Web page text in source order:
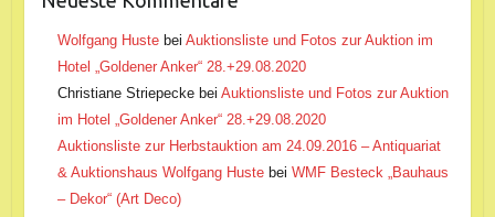
Wolfgang Hustebei Auktionsliste und Fotos zur Auktion im
Hotel „Goldener Anker“ 28.+29.08.2020
Christiane Striepeckebei Auktionsliste und Fotos zur Auktion
im Hotel „Goldener Anker“ 28.+29.08.2020
Auktionsliste zur Herbstauktion am 24.09.2016 – Antiquariat
& Auktionshaus Wolfgang Hustebei WMF Besteck „Bauhaus
– Dekor“ (Art Deco)